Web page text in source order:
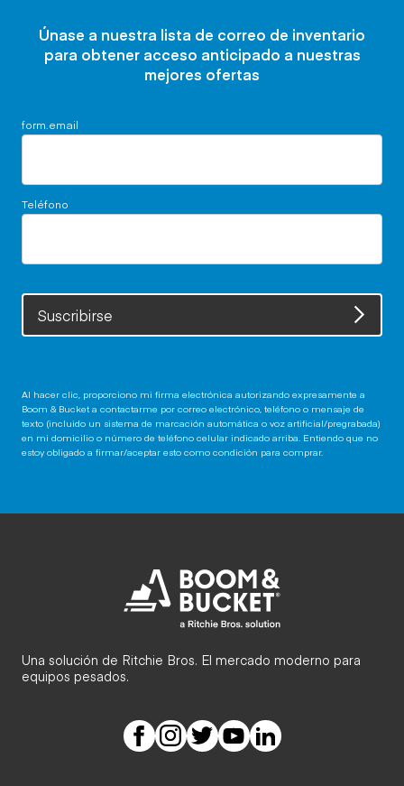
Únase a nuestra lista de correo de inventario
para obtener acceso anticipado a nuestras
mejores ofertas
form.email
Teléfono
Suscribirse
Al hacer clic, proporciono mi firma electrónica autorizando expresamente a
Boom & Bucket a contactarme por correo electrónico, teléfono o mensaje de
texto (incluido un sistema de marcación automática o voz artificial/pregrabada)
en mi domicilio o número de teléfono celular indicado arriba. Entiendo que no
estoy obligado a firmar/aceptar esto como condición para comprar.
Una solución de Ritchie Bros. El mercado moderno para
equipos pesados.